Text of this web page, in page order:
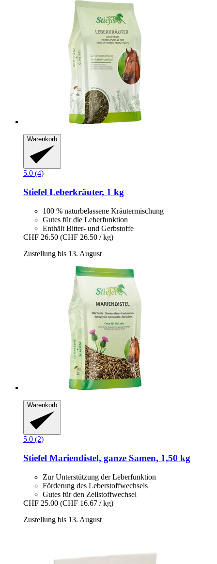
Warenkorb
5.0 (4)
Stiefel Leberkräuter, 1 kg
100 % naturbelassene Kräutermischung
Gutes für die Leberfunktion
Enthält Bitter- und Gerbstoffe
CHF 26.50 (CHF 26.50 / kg)
Zustellung bis 13. August
Warenkorb
5.0 (2)
Stiefel Mariendistel, ganze Samen, 1,50 kg
Zur Unterstützung der Leberfunktion
Förderung des Leberstoffwechsels
Gutes für den Zellstoffwechsel
CHF 25.00 (CHF 16.67 / kg)
Zustellung bis 13. August